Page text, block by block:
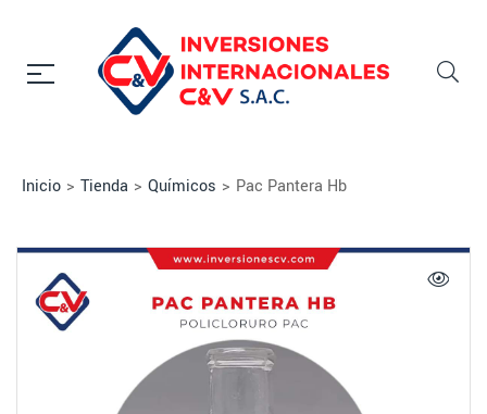
Inicio > Tienda > Químicos > Pac Pantera Hb